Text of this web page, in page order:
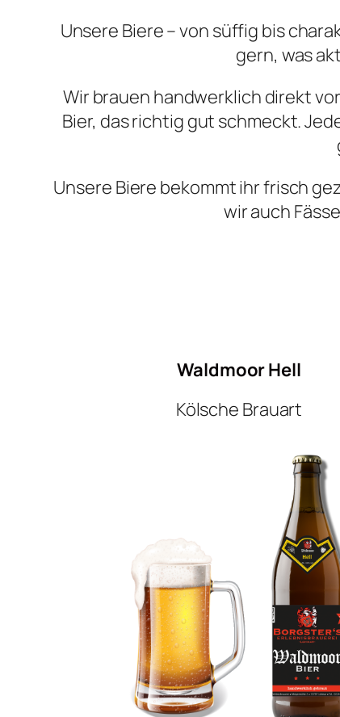
Unsere Biere – von süffig bis
gern, was
Wir brauen handwerklich direkt
Bier, das richtig gut schmeckt.
Unsere Biere bekommt ihr frisch
wir auch
Waldmoor Hell
Kölsche Brauart